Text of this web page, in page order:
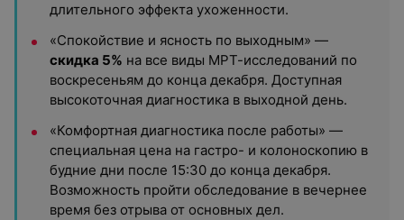
длительного эффекта ухоженности.
«Спокойствие и ясность по выходным» —
скидка 5% на все виды МРТ-исследований по
воскресеньям до конца декабря. Доступная
высокоточная диагностика в выходной день.
«Комфортная диагностика после работы» —
специальная цена на гастро- и колоноскопию в
будние дни после 15:30 до конца декабря.
Возможность пройти обследование в вечернее
время без отрыва от основных дел.